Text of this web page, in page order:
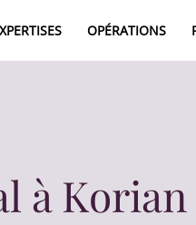
OPÉRATIONS
à Korian